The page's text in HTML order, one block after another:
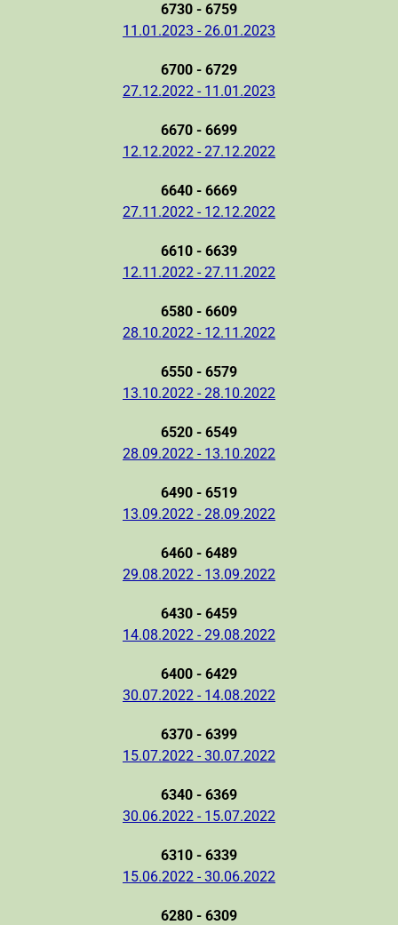
6730 - 6759
11.01.2023 - 26.01.2023
6700 - 6729
27.12.2022 - 11.01.2023
6670 - 6699
12.12.2022 - 27.12.2022
6640 - 6669
27.11.2022 - 12.12.2022
6610 - 6639
12.11.2022 - 27.11.2022
6580 - 6609
28.10.2022 - 12.11.2022
6550 - 6579
13.10.2022 - 28.10.2022
6520 - 6549
28.09.2022 - 13.10.2022
6490 - 6519
13.09.2022 - 28.09.2022
6460 - 6489
29.08.2022 - 13.09.2022
6430 - 6459
14.08.2022 - 29.08.2022
6400 - 6429
30.07.2022 - 14.08.2022
6370 - 6399
15.07.2022 - 30.07.2022
6340 - 6369
30.06.2022 - 15.07.2022
6310 - 6339
15.06.2022 - 30.06.2022
6280 - 6309